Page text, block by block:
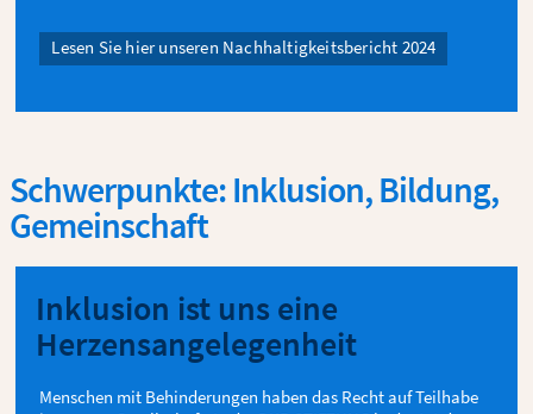
Lesen Sie hier unseren Nachhaltigkeitsbericht 2024
Schwerpunkte: Inklusion, Bildung,
Gemeinschaft
Inklusion ist uns eine
Herzensangelegenheit
Menschen mit Behinderungen haben das Recht auf Teilhabe